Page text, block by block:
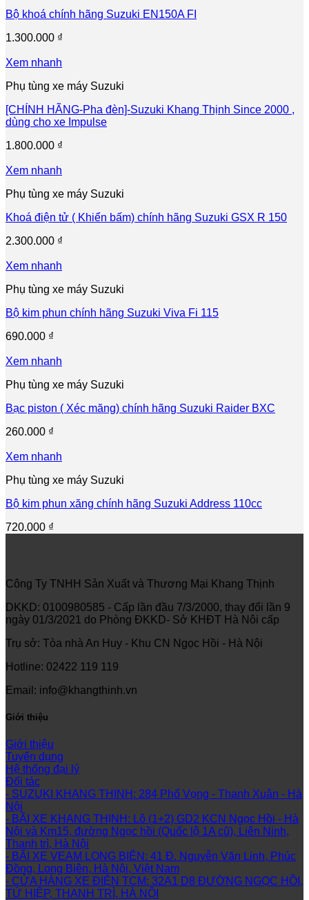
Bộ khoá chính hãng Suzuki EN150A FI
1.300.000 ₫
Xem nhanh
Phụ tùng xe máy Suzuki
[CHÍNH HÃNG-Pha đèn]-Suzuki Khang Thịnh Since 2000 ,
dùng cho xe Impulse
1.800.000 ₫
Xem nhanh
Phụ tùng xe máy Suzuki
Khoá điện tử ( Khiển bấm) chính hãng Suzuki GSX R 150
2.300.000 ₫
Xem nhanh
Phụ tùng xe máy Suzuki
Bộ kim phun chính hãng Suzuki Viva Fi 115
690.000 ₫
Xem nhanh
Phụ tùng xe máy Suzuki
Bạc piston ( Xéc măng) chính hãng Suzuki Raider BXC
260.000 ₫
Xem nhanh
Phụ tùng xe máy Suzuki
Bộ kim phun xăng chính hãng Suzuki Address 110cc
720.000 ₫
Công Ty TNHH Sản Xuất và Thương Mại Khang Thịnh
DKKD: 0100980585 - Cấp lần đầu 7/3/2000, thay đổi lần 9
ngày 01/3/2021 do Phòng ĐKKD- Sở KHĐT Hà Nôi cấp
Trụ sở: Tòa nhà An Huy - Khu CN Ngọc Hồi - Hà Nội
Hotline: 02422 119 119
Email: info@khangthinh.vn
Giới thiệu
Giới thiệu
Tuyển dụng
Hệ thống đại lý
Đối tác
- SUZUKI KHANG THINH: 284 Phố Vọng - Thanh Xuân - Hà
Nội
- BÃI XE KHANG THỊNH: Lô (1+2) GD2 KCN Ngọc Hồi - Hà
Nội và Km15, đường Ngọc hồi (Quốc lộ 1A cũ), Liên Ninh,
Thanh trì, Hà Nội
- BÃI XE VEAM LONG BIÊN: 41 Đ. Nguyễn Văn Linh, Phúc
Đồng, Long Biên, Hà Nội, Việt Nam
- CỬA HÀNG XE ĐIỆN TCM: 32A1 D8 ĐƯỜNG NGỌC HỒI,
TỨ HIỆP, THANH TRÌ, HÀ NỘI